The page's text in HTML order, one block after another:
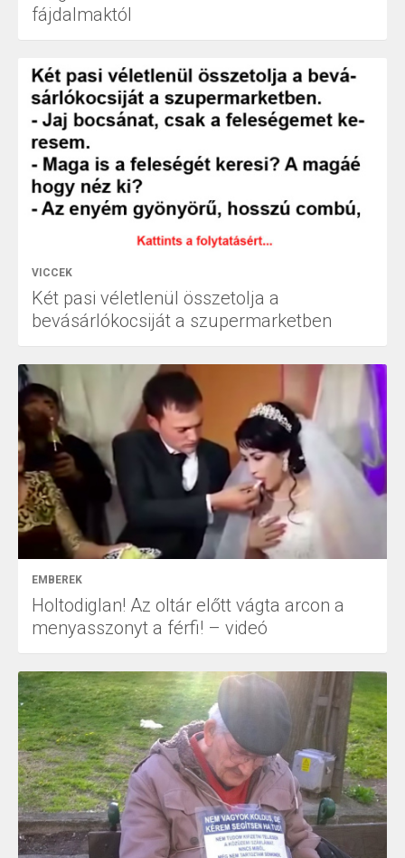
fájdalmaktól
VICCEK
Két pasi véletlenül összetolja a
bevásárlókocsiját a szupermarketben
EMBEREK
Holtodiglan! Az oltár előtt vágta arcon a
menyasszonyt a férfi! – videó